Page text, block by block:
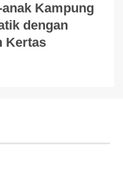
Kampung
dengan
Kertas